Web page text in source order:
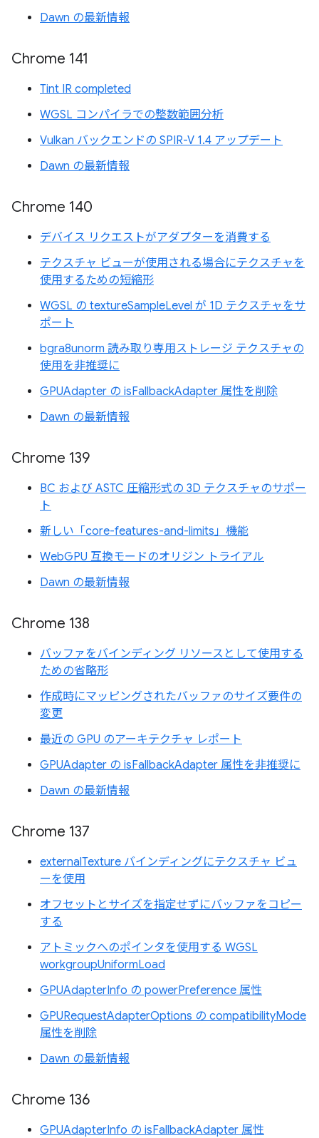
Dawn の最新情報
Chrome 141
Tint IR completed
WGSL コンパイラでの整数範囲分析
Vulkan バックエンドの SPIR-V 1.4 アップデート
Dawn の最新情報
Chrome 140
デバイス リクエストがアダプターを消費する
テクスチャ ビューが使用される場合にテクスチャを
使用するための短縮形
WGSL の textureSampleLevel が 1D テクスチャをサ
ポート
bgra8unorm 読み取り専用ストレージ テクスチャの
使用を非推奨に
GPUAdapter の isFallbackAdapter 属性を削除
Dawn の最新情報
Chrome 139
BC および ASTC 圧縮形式の 3D テクスチャのサポー
ト
新しい「core-features-and-limits」機能
WebGPU 互換モードのオリジン トライアル
Dawn の最新情報
Chrome 138
バッファをバインディング リソースとして使用する
ための省略形
作成時にマッピングされたバッファのサイズ要件の
変更
最近の GPU のアーキテクチャ レポート
GPUAdapter の isFallbackAdapter 属性を非推奨に
Dawn の最新情報
Chrome 137
externalTexture バインディングにテクスチャ ビュ
ーを使用
オフセットとサイズを指定せずにバッファをコピー
する
アトミックへのポインタを使用する WGSL
workgroupUniformLoad
GPUAdapterInfo の powerPreference 属性
GPURequestAdapterOptions の compatibilityMode
属性を削除
Dawn の最新情報
Chrome 136
GPUAdapterInfo の isFallbackAdapter 属性